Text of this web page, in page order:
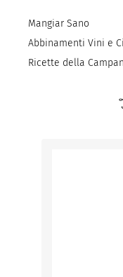
Mangiar Sano
Abbinamenti Vini e
Ricette della